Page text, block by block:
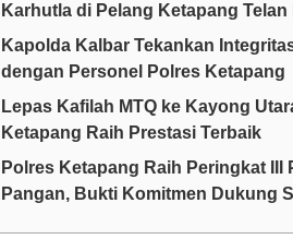
Karhutla di Pelang Ketapang
Kapolda Kalbar Tekankan
dengan Personel Polres Ketapang
Lepas Kafilah MTQ ke Kayong
Ketapang Raih Prestasi Terbaik
Polres Ketapang Raih Peringkat
Pangan, Bukti Komitmen Dukung